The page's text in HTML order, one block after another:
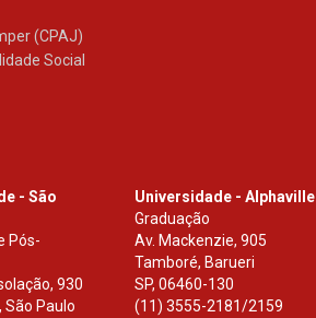
(CPAJ)
Social
- São
Pós-
930
São Paulo
Universidade - Alphaville
Graduação
Av. Mackenzie, 905
Tamboré, Barueri
SP,06460-130
(11) 3555-2181/2159